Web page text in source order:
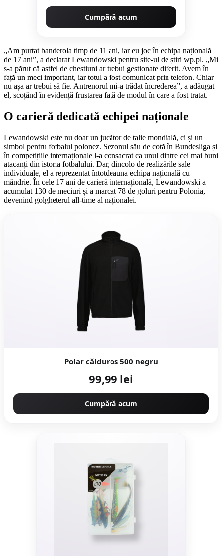
Cumpără acum
„Am purtat banderola timp de 11 ani, iar eu joc în echipa națională
de 17 ani”, a declarat Lewandowski pentru site-ul de știri wp.pl. „Mi
s-a părut că astfel de chestiuni ar trebui gestionate diferit. Avem în
față un meci important, iar totul a fost comunicat prin telefon. Chiar
nu așa ar trebui să fie. Antrenorul mi-a trădat încrederea”, a adăugat
el, scoțând în evidență frustarea față de modul în care a fost tratat.
O carieră dedicată echipei naționale
Lewandowski este nu doar un jucător de talie mondială, ci și un
simbol pentru fotbalul polonez. Sezonul său de cotă în Bundesliga și
în competițiile internaționale l-a consacrat ca unul dintre cei mai buni
atacanți din istoria fotbalului. Dar, dincolo de realizările sale
individuale, el a reprezentat întotdeauna echipa națională cu
mândrie. În cele 17 ani de carieră internațională, Lewandowski a
acumulat 130 de meciuri și a marcat 78 de goluri pentru Polonia,
devenind golgheterul all-time al naționalei.
Polar călduros 500 negru
99,99 lei
Cumpără acum